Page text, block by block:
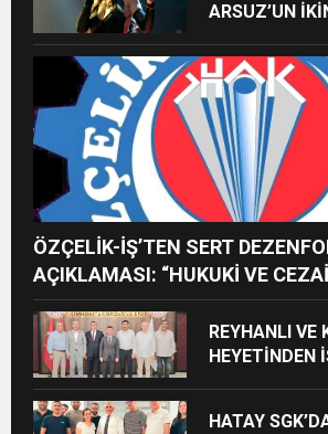
ARSUZ’UN
ALACAK
ÖZÇELİK-İŞ’TEN SERT
AÇIKLAMASI: “HUKUKİ VE
BAŞLATILDI”
REYHANLI VE
HEYETİNDEN
HATAY